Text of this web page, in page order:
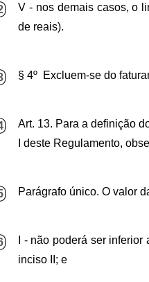
V - nos demais casos, o
de reais).
§ 4º Excluem-se do
Art. 13. Para a definição
I deste Regulamento,
Parágrafo único. O valor
I - não poderá ser
inciso II; e